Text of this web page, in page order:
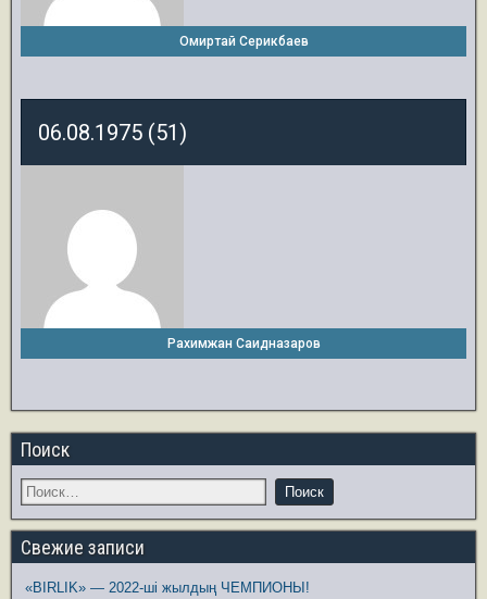
Омиртай Серикбаев
06.08.1975 (51)
Рахимжан Саидназаров
Поиск
Свежие записи
«BIRLIK» — 2022-ші жылдың ЧЕМПИОНЫ!